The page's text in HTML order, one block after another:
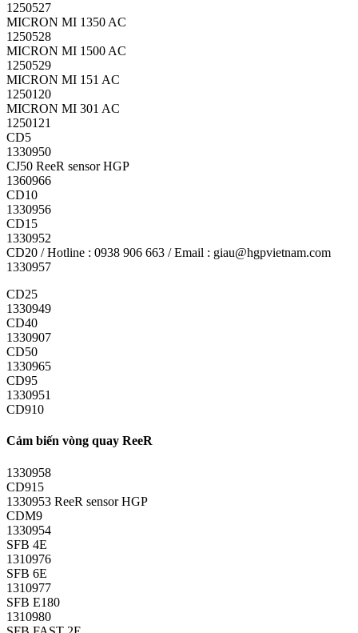
1250527
MICRON MI 1350 AC
1250528
MICRON MI 1500 AC
1250529
MICRON MI 151 AC
1250120
MICRON MI 301 AC
1250121
CD5
1330950
CJ50 ReeR sensor HGP
1360966
CD10
1330956
CD15
1330952
CD20 / Hotline : 0938 906 663 / Email : giau@hgpvietnam.com
1330957
CD25
1330949
CD40
1330907
CD50
1330965
CD95
1330951
CD910
Cảm biến vòng quay ReeR
1330958
CD915
1330953 ReeR sensor HGP
CDM9
1330954
SFB 4E
1310976
SFB 6E
1310977
SFB E180
1310980